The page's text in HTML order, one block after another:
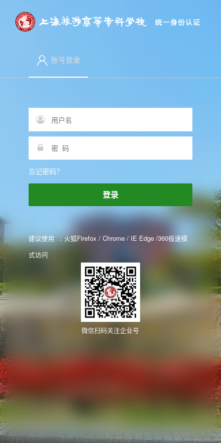
账号登录
忘记密码？
建议使用 : 火狐Firefox / Chrome / IE Edge /360极速模
式访问
微信扫码关注企业号